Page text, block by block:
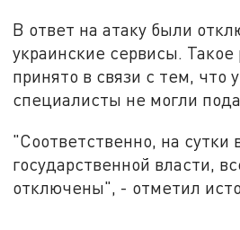
В ответ на атаку были
украинские сервисы.
принято в связи с тем, что
специалисты не могли
"Соответственно, на сутки
государственной власти,
отключены", - отметил